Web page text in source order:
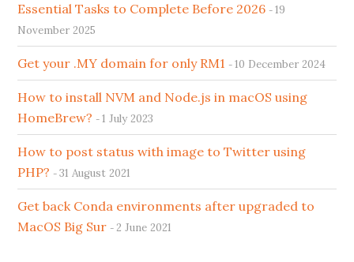
Essential Tasks to Complete Before 2026
19
November 2025
Get your .MY domain for only RM1 10 December 2024
How to install NVM and Node.js in macOS using
HomeBrew?
1 July 2023
How to post status with image to Twitter using
PHP?
31 August 2021
Get back Conda environments after upgraded to
MacOS Big Sur
2 June 2021